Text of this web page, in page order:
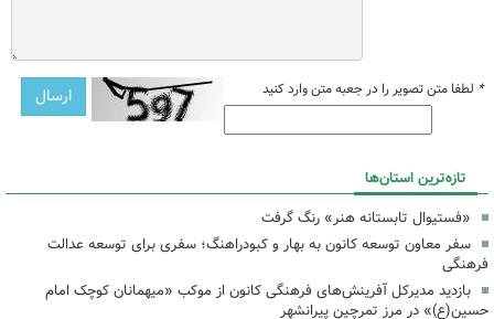
* لطفا متن تصویر را در جعبه متن وارد کنید
تازه‌ترین استان‌ها
«فستیوال تابستانه هنر» رنگ گرفت
سفر معاون توسعه کانون به بهار و کبودراهنگ؛ سفری برای توسعه عدالت
فرهنگی
بازدید مدیرکل آفرینش‌های فرهنگی کانون از موکب «میهمانان کوچک امام
حسین(ع)» در مرز تمرچین پیرانشهر